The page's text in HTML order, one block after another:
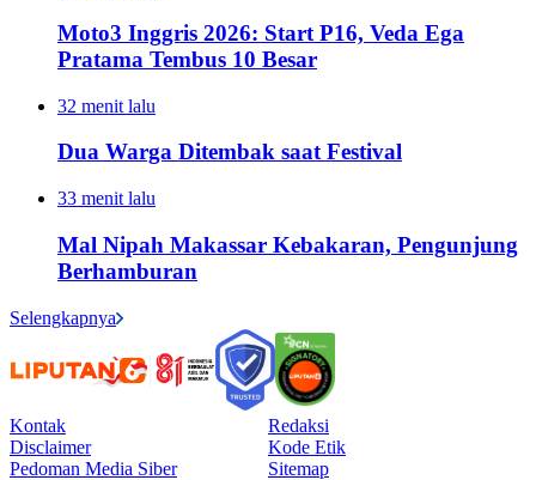
Moto3 Inggris 2026: Start P16, Veda Ega
Pratama Tembus 10 Besar
32 menit lalu
Dua Warga Ditembak saat Festival
33 menit lalu
Mal Nipah Makassar Kebakaran, Pengunjung
Berhamburan
Selengkapnya
Kontak
Redaksi
Disclaimer
Kode Etik
Pedoman Media Siber
Sitemap